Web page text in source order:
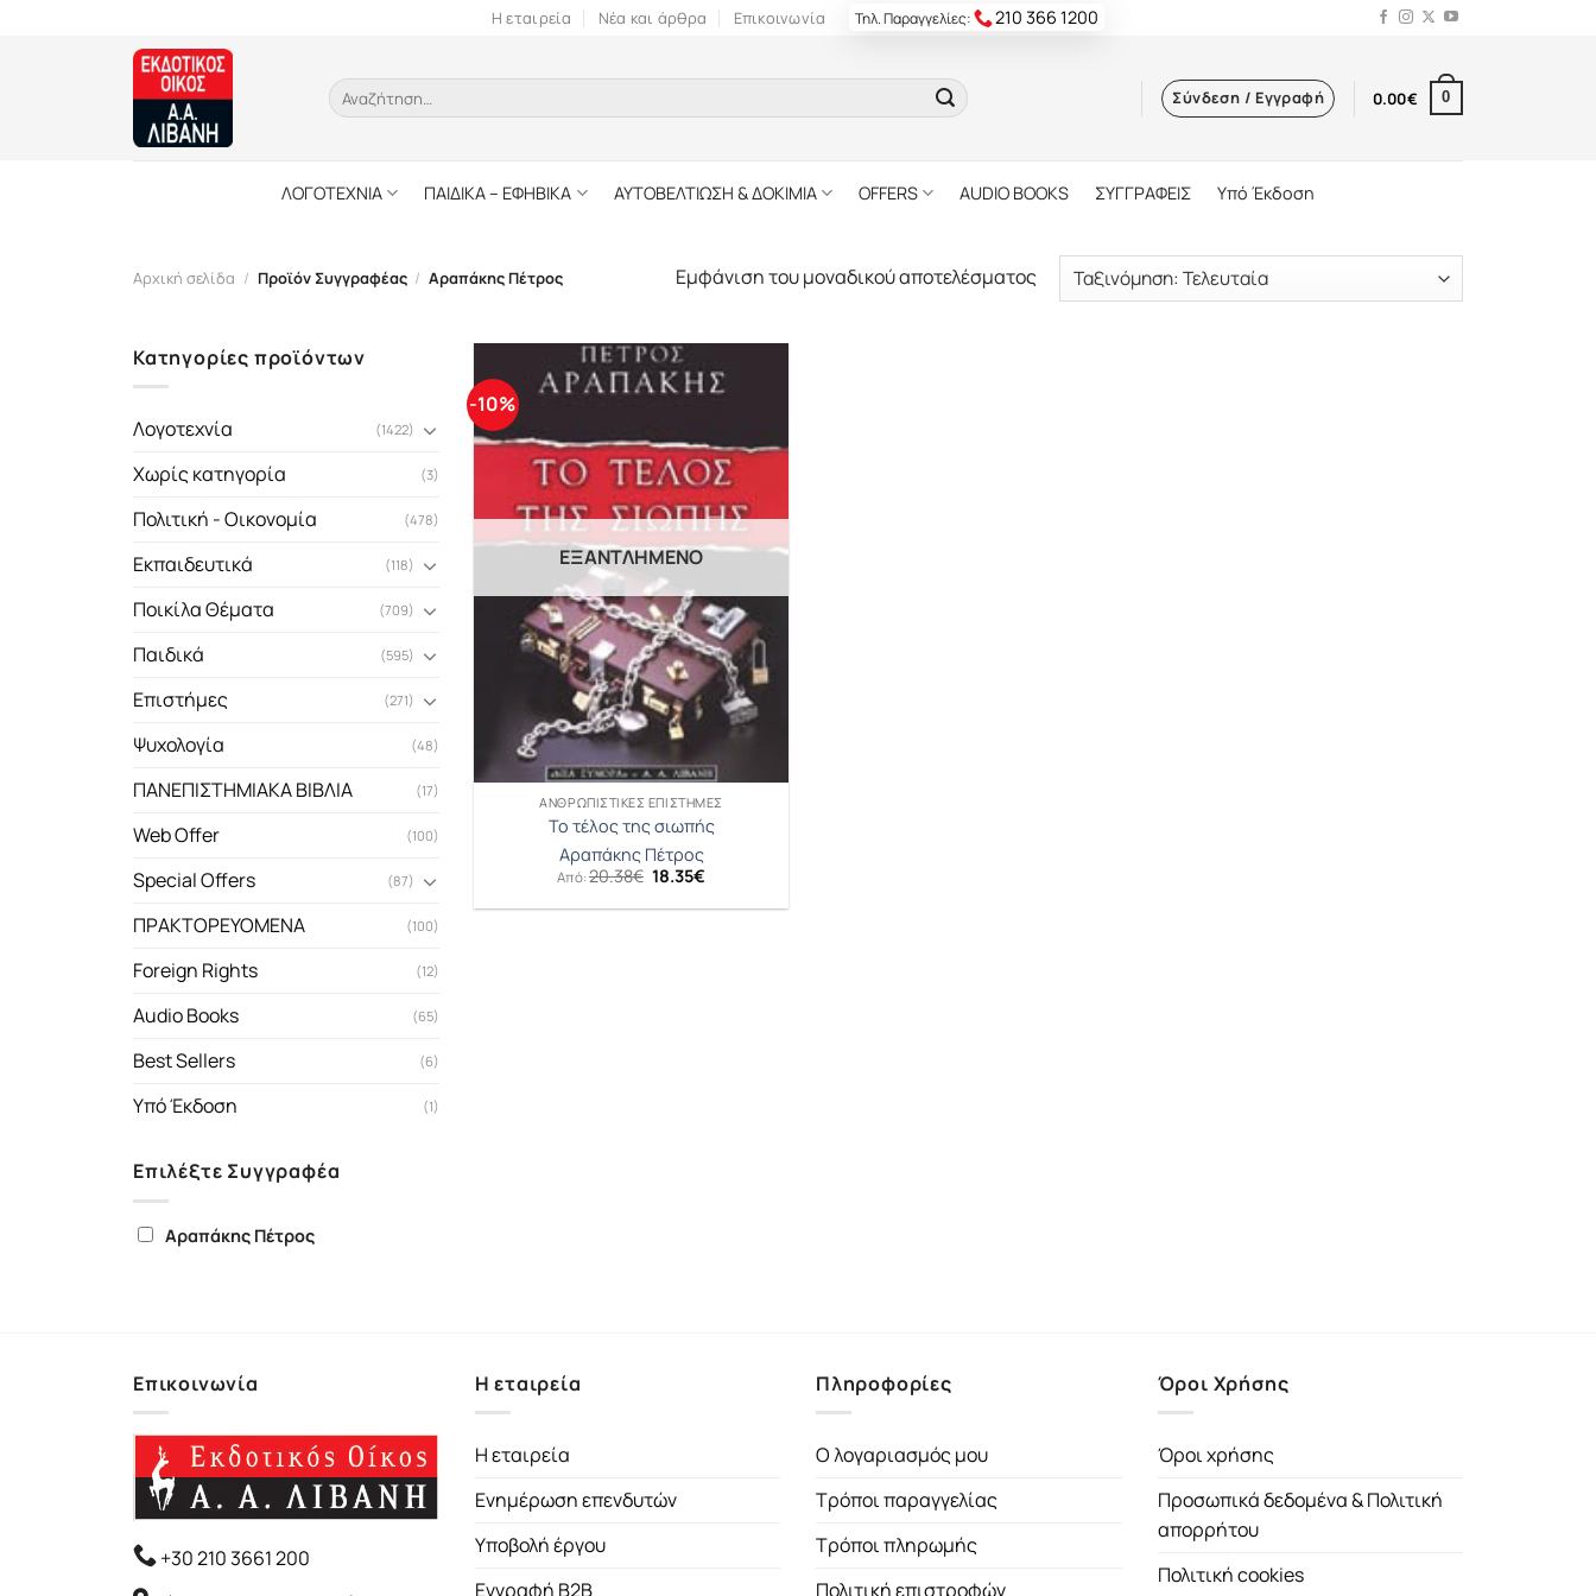
Η εταιρεία Νέα και άρθρα Επικοινωνία Τηλ. Παραγγελίες: 210 366 1200
Αναζήτηση
για:
Σύνδεση / Εγγραφή 0.00€ 0
ΛΟΓΟΤΕΧΝΙΑ ΠΑΙΔΙΚΑ – ΕΦΗΒΙΚΑ ΑΥΤΟΒΕΛΤΙΩΣΗ & ΔΟΚΙΜΙΑ OFFERS AUDIO BOOKS ΣΥΓΓΡΑΦΕΙΣ Υπό Έκδοση
Αρχική σελίδα / Προϊόν Συγγραφέας / Αραπάκης Πέτρος Εμφάνιση του μοναδικού αποτελέσματος
Κατηγορίες προϊόντων
Λογοτεχνία (1422)
Χωρίς κατηγορία (3)
Πολιτική - Οικονομία (478)
Εκπαιδευτικά (118)
Ποικίλα Θέματα (709)
Παιδικά (595)
Επιστήμες (271)
Ψυχολογία (48)
ΠΑΝΕΠΙΣΤΗΜΙΑΚΑ ΒΙΒΛΙΑ (17)
Web Offer (100)
Special Offers (87)
ΠΡΑΚΤΟΡΕΥΟΜΕΝΑ (100)
Foreign Rights (12)
Audio Books (65)
Best Sellers (6)
Υπό Έκδοση (1)
Επιλέξτε Συγγραφέα
Αραπάκης Πέτρος
-10%
ΕΞΑΝΤΛΗΜΈΝΟ
ΑΝΘΡΩΠΙΣΤΙΚΈΣ ΕΠΙΣΤΉΜΕΣ
Το τέλος της σιωπής
Αραπάκης Πέτρος
Από:20.38€ Original
was:
18.35€
τιμή
Επικοινωνία
+30 210 3661 200
Η εταιρεία
Η εταιρεία
Ενημέρωση επενδυτών
Υποβολή έργου
Εγγραφή B2B
Πληροφορίες
Ο λογαριασμός μου
Τρόποι παραγγελίας
Τρόποι πληρωμής
Πολιτική επιστροφών
Όροι Χρήσης
Όροι χρήσης
Προσωπικά δεδομένα & Πολιτική
απορρήτου
Πολιτική cookies